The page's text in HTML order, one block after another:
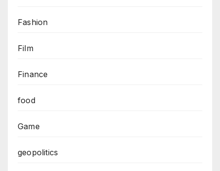
Fashion
Film
Finance
food
Game
geopolitics